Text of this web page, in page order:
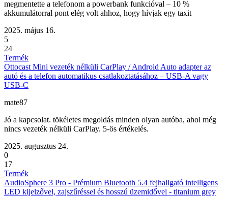
megmentette a telefonom a powerbank funkcióval – 10 %
akkumulátorral pont elég volt ahhoz, hogy hívjak egy taxit
2025. május 16.
5
24
Termék
Ottocast Mini vezeték nélküli CarPlay / Android Auto adapter az
autó és a telefon automatikus csatlakoztatásához – USB-A vagy
USB-C
mate87
Jó a kapcsolat. tökéletes megoldás minden olyan autóba, ahol még
nincs vezeték nélküli CarPlay. 5-ös értékelés.
2025. augusztus 24.
0
17
Termék
AudioSphere 3 Pro - Prémium Bluetooth 5.4 fejhallgató intelligens
LED kijelzővel, zajszűréssel és hosszú üzemidővel - titanium grey